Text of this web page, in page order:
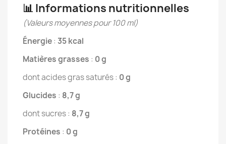
📊 Informations nutritionnelles
(Valeurs moyennes pour 100 ml)
Énergie: 35 kcal
Matières grasses : 0 g
dont acides gras saturés : 0 g
Glucides : 8,7 g
dont sucres : 8,7 g
Protéines : 0 g